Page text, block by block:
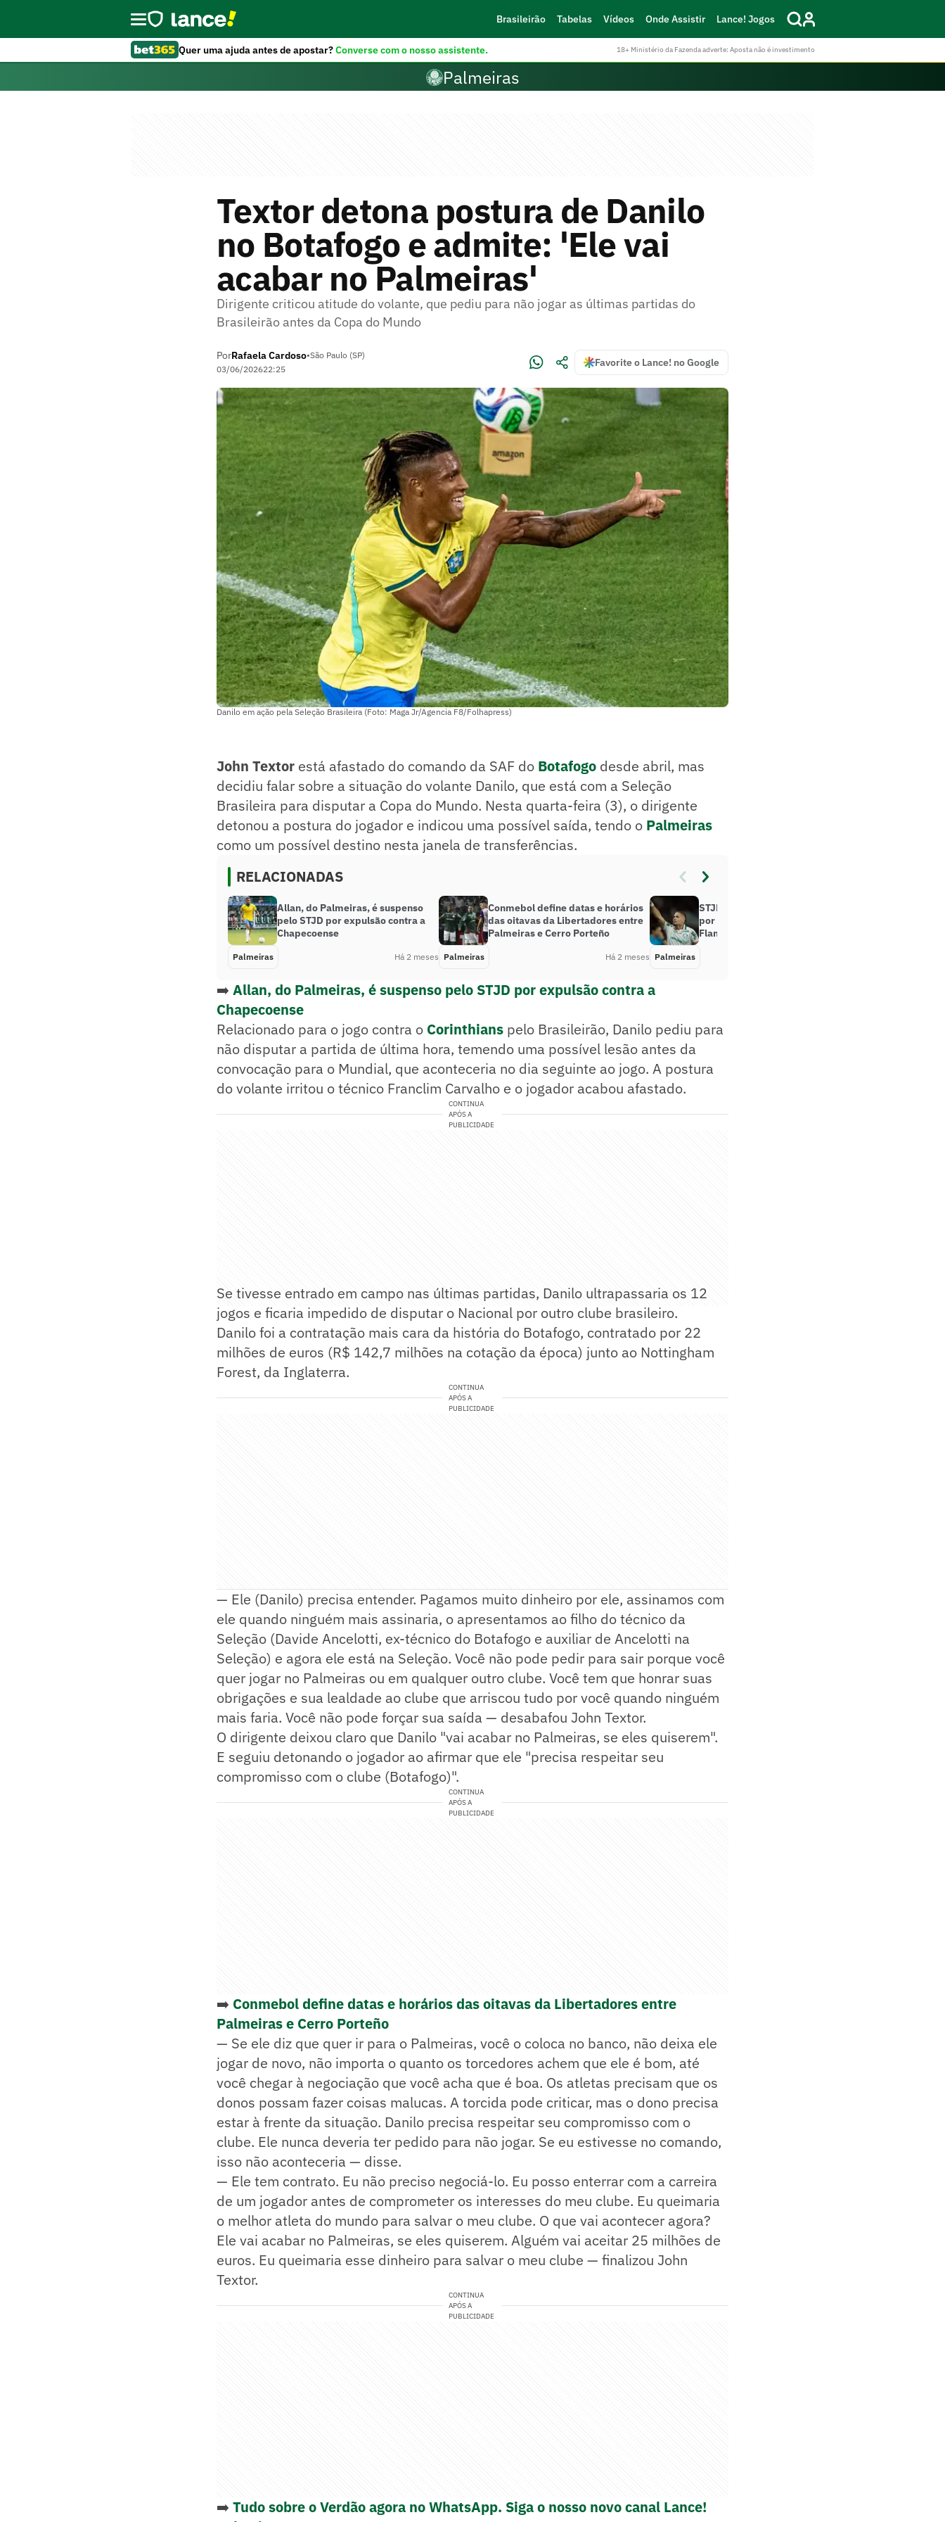
Brasileirão Tabelas Vídeos Onde Assistir Lance! Jogos
Quer uma ajuda antes de apostar?Converse com o nosso assistente. 18+ Ministério da Fazenda adverte: Aposta não é investimento
Palmeiras
Textor detona postura de Danilo
no Botafogo e admite: 'Ele vai
acabar no Palmeiras'
Dirigente criticou atitude do volante, que pediu para não jogar as últimas partidas do
Brasileirão antes da Copa do Mundo
PorRafaela Cardoso•São Paulo (SP)
03/06/202622:25
Favorite o Lance! no Google
Danilo em ação pela Seleção Brasileira (Foto: Maga Jr/Agencia F8/Folhapress)
John Textor está afastado do comando da SAF do Botafogo desde abril, mas
decidiu falar sobre a situação do volante Danilo, que está com a Seleção
Brasileira para disputar a Copa do Mundo. Nesta quarta-feira (3), o dirigente
detonou a postura do jogador e indicou uma possível saída, tendo o Palmeiras
como um possível destino nesta janela de transferências.
RELACIONADAS
Allan, do Palmeiras, é suspenso
pelo STJD por expulsão contra a
Chapecoense
Palmeiras Há 2 meses
Conmebol define datas e horários
das oitavas da Libertadores entre
Palmeiras e Cerro Porteño
Palmeiras Há 2 meses
STJD pune Paulinho, do Palmeiras,
por comemoração contra o
Flamengo; veja o gancho
Palmeiras
➡️ Allan, do Palmeiras, é suspenso pelo STJD por expulsão contra a
Chapecoense
Relacionado para o jogo contra o Corinthians pelo Brasileirão, Danilo pediu para
não disputar a partida de última hora, temendo uma possível lesão antes da
convocação para o Mundial, que aconteceria no dia seguinte ao jogo. A postura
do volante irritou o técnico Franclim Carvalho e o jogador acabou afastado.
CONTINUA
APÓS A
PUBLICIDADE
Se tivesse entrado em campo nas últimas partidas, Danilo ultrapassaria os 12
jogos e ficaria impedido de disputar o Nacional por outro clube brasileiro.
Danilo foi a contratação mais cara da história do Botafogo, contratado por 22
milhões de euros (R$ 142,7 milhões na cotação da época) junto ao Nottingham
Forest, da Inglaterra.
CONTINUA
APÓS A
PUBLICIDADE
— Ele (Danilo) precisa entender. Pagamos muito dinheiro por ele, assinamos com
ele quando ninguém mais assinaria, o apresentamos ao filho do técnico da
Seleção (Davide Ancelotti, ex-técnico do Botafogo e auxiliar de Ancelotti na
Seleção) e agora ele está na Seleção. Você não pode pedir para sair porque você
quer jogar no Palmeiras ou em qualquer outro clube. Você tem que honrar suas
obrigações e sua lealdade ao clube que arriscou tudo por você quando ninguém
mais faria. Você não pode forçar sua saída — desabafou John Textor.
O dirigente deixou claro que Danilo "vai acabar no Palmeiras, se eles quiserem".
E seguiu detonando o jogador ao afirmar que ele "precisa respeitar seu
compromisso com o clube (Botafogo)".
CONTINUA
APÓS A
PUBLICIDADE
➡️ Conmebol define datas e horários das oitavas da Libertadores entre
Palmeiras e Cerro Porteño
— Se ele diz que quer ir para o Palmeiras, você o coloca no banco, não deixa ele
jogar de novo, não importa o quanto os torcedores achem que ele é bom, até
você chegar à negociação que você acha que é boa. Os atletas precisam que os
donos possam fazer coisas malucas. A torcida pode criticar, mas o dono precisa
estar à frente da situação. Danilo precisa respeitar seu compromisso com o
clube. Ele nunca deveria ter pedido para não jogar. Se eu estivesse no comando,
isso não aconteceria — disse.
— Ele tem contrato. Eu não preciso negociá-lo. Eu posso enterrar com a carreira
de um jogador antes de comprometer os interesses do meu clube. Eu queimaria
o melhor atleta do mundo para salvar o meu clube. O que vai acontecer agora?
Ele vai acabar no Palmeiras, se eles quiserem. Alguém vai aceitar 25 milhões de
euros. Eu queimaria esse dinheiro para salvar o meu clube — finalizou John
Textor.
CONTINUA
APÓS A
PUBLICIDADE
➡️ Tudo sobre o Verdão agora no WhatsApp. Siga o nosso novo canal Lance!